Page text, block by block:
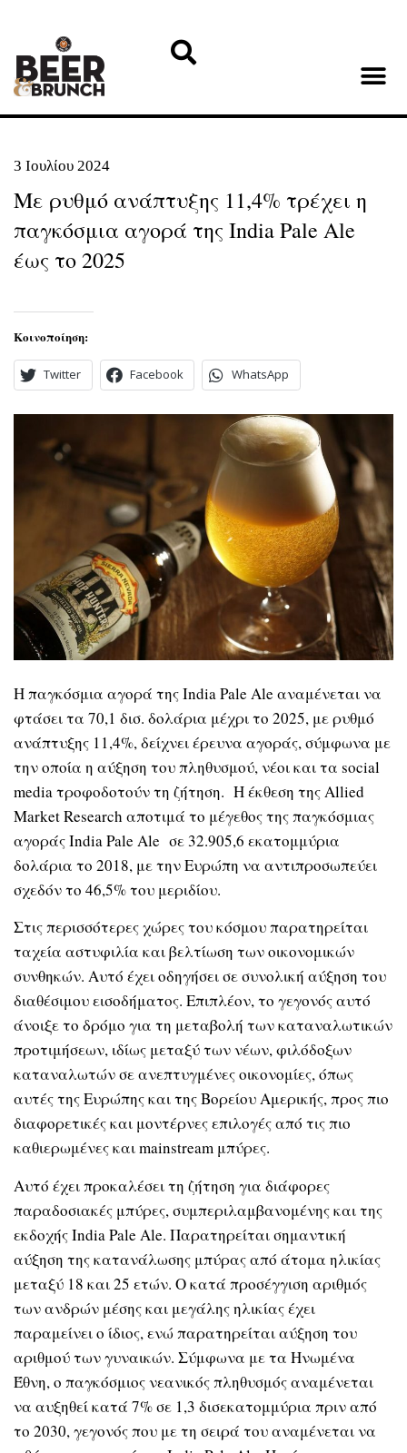
3 Ιουλίου 2024
Με ρυθμό ανάπτυξης 11,4% τρέχει η
παγκόσμια αγορά της India Pale Ale
έως το 2025
Κοινοποίηση:
Twitter Facebook WhatsApp
Η παγκόσμια αγορά της India Pale Ale αναμένεται να
φτάσει τα 70,1 δισ. δολάρια μέχρι το 2025, με ρυθμό
ανάπτυξης 11,4%, δείχνει έρευνα αγοράς, σύμφωνα με
την οποία η αύξηση του πληθυσμού, νέοι και τα social
media τροφοδοτούν τη ζήτηση. Η έκθεση της Allied
Market Research αποτιμά το μέγεθος της παγκόσμιας
αγοράς India Pale Ale σε 32.905,6 εκατομμύρια
δολάρια το 2018, με την Ευρώπη να αντιπροσωπεύει
σχεδόν το 46,5% του μεριδίου.
Στις περισσότερες χώρες του κόσμου παρατηρείται
ταχεία αστυφιλία και βελτίωση των οικονομικών
συνθηκών. Αυτό έχει οδηγήσει σε συνολική αύξηση του
διαθέσιμου εισοδήματος. Επιπλέον, το γεγονός αυτό
άνοιξε το δρόμο για τη μεταβολή των καταναλωτικών
προτιμήσεων, ιδίως μεταξύ των νέων, φιλόδοξων
καταναλωτών σε ανεπτυγμένες οικονομίες, όπως
αυτές της Ευρώπης και της Βορείου Αμερικής, προς πιο
διαφορετικές και μοντέρνες επιλογές από τις πιο
καθιερωμένες και mainstream μπύρες.
Αυτό έχει προκαλέσει τη ζήτηση για διάφορες
παραδοσιακές μπύρες, συμπεριλαμβανομένης και της
εκδοχής India Pale Ale. Παρατηρείται σημαντική
αύξηση της κατανάλωσης μπύρας από άτομα ηλικίας
μεταξύ 18 και 25 ετών. Ο κατά προσέγγιση αριθμός
των ανδρών μέσης και μεγάλης ηλικίας έχει
παραμείνει ο ίδιος, ενώ παρατηρείται αύξηση του
αριθμού των γυναικών. Σύμφωνα με τα Ηνωμένα
Έθνη, ο παγκόσμιος νεανικός πληθυσμός αναμένεται
να αυξηθεί κατά 7% σε 1,3 δισεκατομμύρια πριν από
το 2030, γεγονός που με τη σειρά του αναμένεται να